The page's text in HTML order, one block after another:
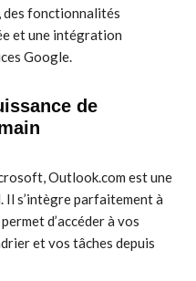
fonctionnalités
et une intégration
Google.
de
Outlook.com est une
s’intègre parfaitement à
d’accéder à vos
et vos tâches depuis